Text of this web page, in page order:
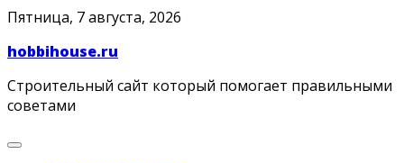
Skip
content
Пятница, 7 августа, 2026
hobbihouse.ru
Строительный сайт который помогает правильными
советами